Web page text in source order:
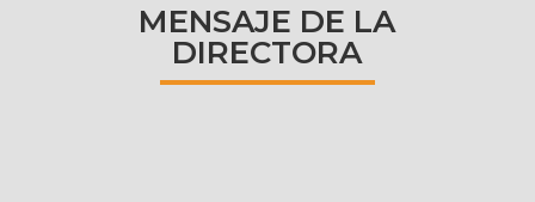
MENSAJE DE LA
DIRECTORA